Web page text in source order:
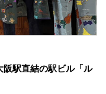
阪駅直結の駅ビル「ル